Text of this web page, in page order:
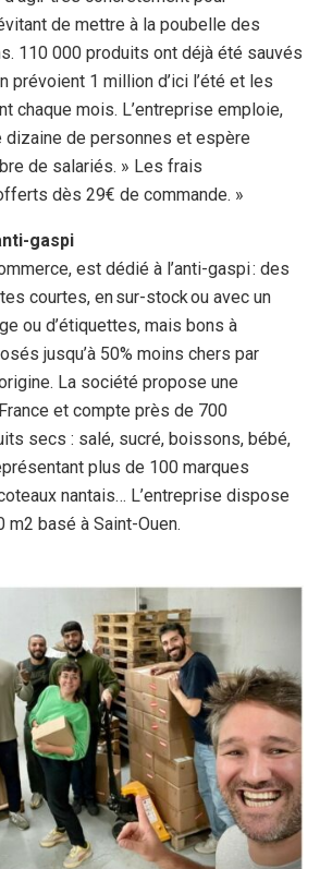
de mettre à la poubelle des
110 000 produits ont déjà été sauvés
prévoient 1 million d’ici l’été et les
chaque mois. L’entreprise emploie,
dizaine de personnes et espère
de salariés. » Les frais
dès 29€ de commande. »
gaspi
est dédié à l’anti-gaspi : des
courtes, en sur-stock ou avec un
ou d’étiquettes, mais bons à
jusqu’à 50% moins chers par
La société propose une
et compte près de 700
secs : salé, sucré, boissons, bébé,
plus de 100 marques
nantais… L’entreprise dispose
m2 basé à Saint-Ouen.